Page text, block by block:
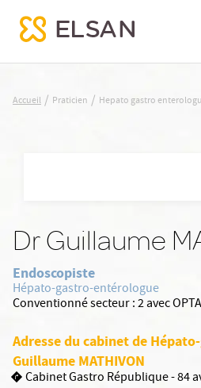
MATHIVON GUILLAUME
Accueil / Praticien / Hepato gastro
Dr Guillaume
Endoscopiste
Hépato-gastro-entérologue
Conventionné secteur :2 avec
Adresse du cabinet de
Guillaume MATHIVON
Cabinet Gastro République - 84